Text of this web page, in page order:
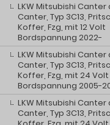
LKW Mitsubishi Canter
Canter, Typ 3C13,
Koffer, Fzg, mit 12 Volt
Bordspannung 2022-
LKW Mitsubishi Canter
Canter, Typ 3C13,
Koffer, Fzg, mit 24 Volt
Bordspannung 2005-
LKW Mitsubishi Canter
Canter, Typ 3C13,